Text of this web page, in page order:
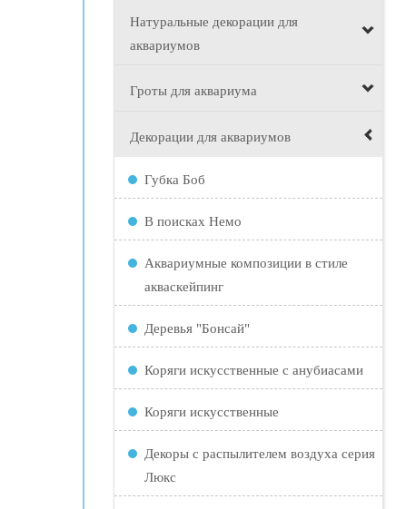
Натуральные декорации для
аквариумов
Гроты для аквариума
Декорации для аквариумов
Губка Боб
В поисках Немо
Аквариумные композиции в стиле
акваскейпинг
Деревья "Бонсай"
Коряги искусственные с анубиасами
Коряги искусственные
Декоры с распылителем воздуха серия
Люкс